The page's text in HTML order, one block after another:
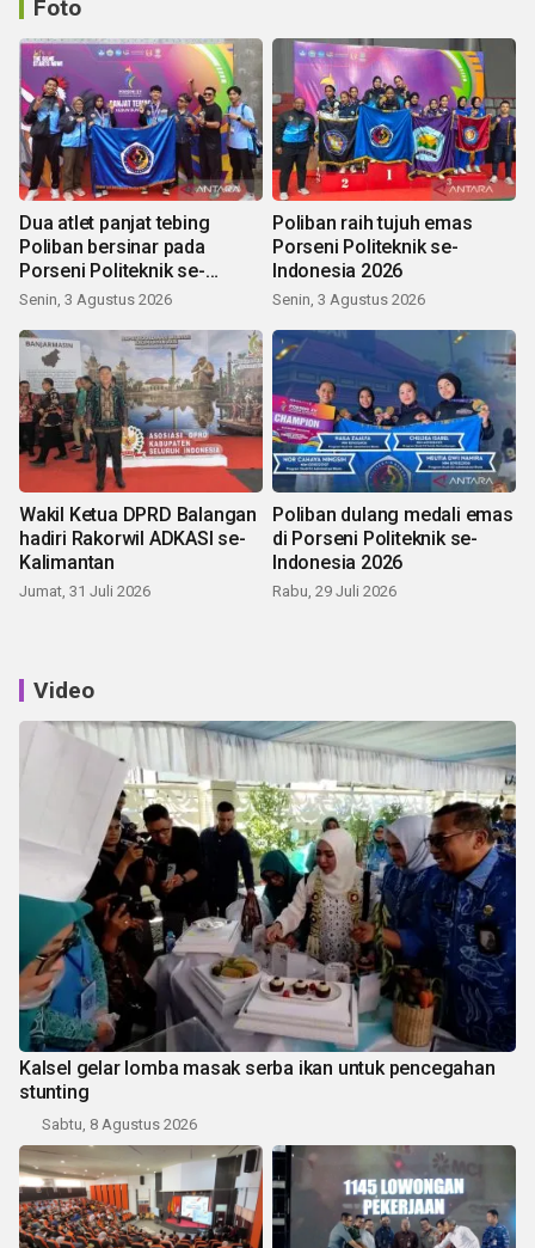
Foto
Dua atlet panjat tebing
Poliban bersinar pada
Porseni Politeknik se-
Indonesia 2026
Senin, 3 Agustus 2026
Poliban raih tujuh emas
Porseni Politeknik se-
Indonesia 2026
Senin, 3 Agustus 2026
Wakil Ketua DPRD Balangan
hadiri Rakorwil ADKASI se-
Kalimantan
Jumat, 31 Juli 2026
Poliban dulang medali emas
di Porseni Politeknik se-
Indonesia 2026
Rabu, 29 Juli 2026
Video
Kalsel gelar lomba masak serba ikan untuk pencegahan
stunting
Sabtu, 8 Agustus 2026